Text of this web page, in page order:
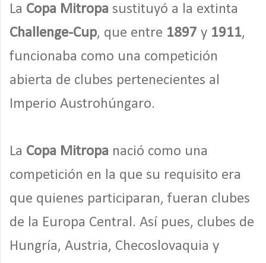
La Copa Mitropa sustituyó a la extinta
Challenge-Cup, que entre 1897 y 1911,
funcionaba como una competición
abierta de clubes pertenecientes al
Imperio Austrohúngaro.
La Copa Mitropa nació como una
competición en la que su requisito era
que quienes participaran, fueran clubes
de la Europa Central. Así pues, clubes de
Hungría, Austria, Checoslovaquia y